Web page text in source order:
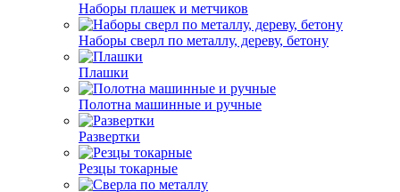
Наборы плашек и метчиков
Наборы сверл по металлу, дереву, бетону
Плашки
Полотна машинные и ручные
Развертки
Резцы токарные